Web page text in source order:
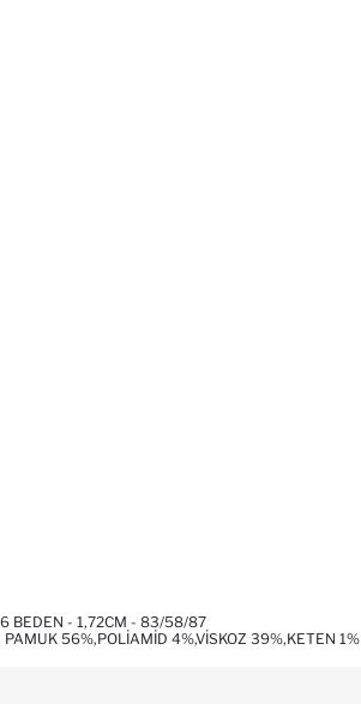
BEDEN - 1,72CM - 83/58/87
PAMUK 56%,POLIAMID 4%,VISKOZ 39%,KETEN 1%